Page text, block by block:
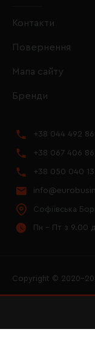
Контакти
Повернення
Мапа сайту
Бренди
+38 044 492
+38 067 406
+38 050 040
Софіївська
Пн - Пт з 9.00
Copyright ©
LOGO ЄВРОБІЗНЕС